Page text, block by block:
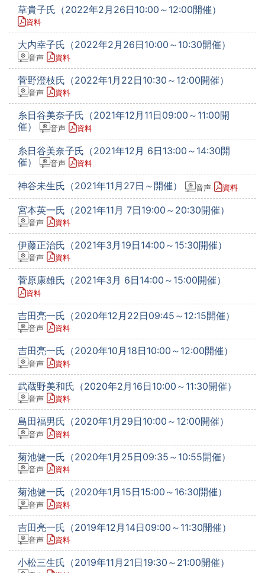
草貴子氏（2022年2月26日10:00～12:00開催）
資料
大内幸子氏（2022年2月26日10:00～10:30開催）
音声 資料
菅野澄枝氏（2022年1月22日10:30～12:00開催）
音声 資料
糸日谷美奈子氏（2021年12月11日09:00～11:00開
催）
音声 資料
糸日谷美奈子氏（2021年12月 6日13:00～14:30開
催）
音声 資料
神谷未生氏（2021年11月27日～開催） 音声 資料
宮本英一氏（2021年11月 7日19:00～20:30開催）
音声 資料
伊藤正治氏（2021年3月19日14:00～15:30開催）
音声 資料
菅原康雄氏（2021年3月 6日14:00～15:00開催）
資料
吉田亮一氏（2020年12月22日09:45～12:15開催）
音声 資料
吉田亮一氏（2020年10月18日10:00～12:00開催）
音声 資料
武蔵野美和氏（2020年2月16日10:00～11:30開催）
音声 資料
島田福男氏（2020年1月29日10:00～12:00開催）
音声 資料
菊池健一氏（2020年1月25日09:35～10:55開催）
音声 資料
菊池健一氏（2020年1月15日15:00～16:30開催）
音声 資料
吉田亮一氏（2019年12月14日09:00～11:30開催）
音声 資料
小松三生氏（2019年11月21日19:30～21:00開催）